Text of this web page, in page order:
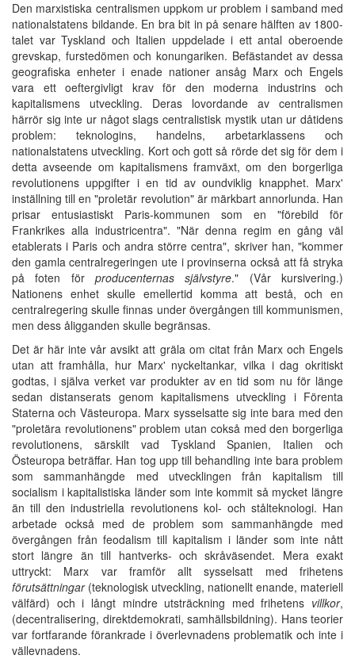
Den marxistiska centralismen uppkom ur problem i samband med
nationalstatens bildande. En bra bit in på senare hälften av 1800-
talet var Tyskland och Italien uppdelade i ett antal oberoende
grevskap, furstedömen och konungariken. Befästandet av dessa
geografiska enheter i enade nationer ansåg Marx och Engels
vara ett oeftergivligt krav för den moderna industrins och
kapitalismens utveckling. Deras lovordande av centralismen
härrör sig inte ur något slags centralistisk mystik utan ur dåtidens
problem: teknologins, handelns, arbetarklassens och
nationalstatens utveckling. Kort och gott så rörde det sig för dem i
detta avseende om kapitalismens framväxt, om den borgerliga
revolutionens uppgifter i en tid av oundviklig knapphet. Marx'
inställning till en "proletär revolution" är märkbart annorlunda. Han
prisar entusiastiskt Paris-kommunen som en "förebild för
Frankrikes alla industricentra". "När denna regim en gång väl
etablerats i Paris och andra större centra", skriver han, "kommer
den gamla centralregeringen ute i provinserna också att få stryka
på foten för producenternas självstyre." (Vår kursivering.)
Nationens enhet skulle emellertid komma att bestå, och en
centralregering skulle finnas under övergången till kommunismen,
men dess åligganden skulle begränsas.
Det är här inte vår avsikt att gräla om citat från Marx och Engels
utan att framhålla, hur Marx' nyckeltankar, vilka i dag okritiskt
godtas, i själva verket var produkter av en tid som nu för länge
sedan distanserats genom kapitalismens utveckling i Förenta
Staterna och Västeuropa. Marx sysselsatte sig inte bara med den
"proletära revolutionens" problem utan cokså med den borgerliga
revolutionens, särskilt vad Tyskland Spanien, Italien och
Östeuropa beträffar. Han tog upp till behandling inte bara problem
som sammanhängde med utvecklingen från kapitalism till
socialism i kapitalistiska länder som inte kommit så mycket längre
än till den industriella revolutionens kol- och stålteknologi. Han
arbetade också med de problem som sammanhängde med
övergången från feodalism till kapitalism i länder som inte nått
stort längre än till hantverks- och skråväsendet. Mera exakt
uttryckt: Marx var framför allt sysselsatt med frihetens
förutsättningar(teknologisk utveckling, nationellt enande, materiell
välfärd) och i långt mindre utsträckning med frihetens villkor,
(decentralisering, direktdemokrati, samhällsbildning). Hans teorier
var fortfarande förankrade i överlevnadens problematik och inte i
vällevnadens.